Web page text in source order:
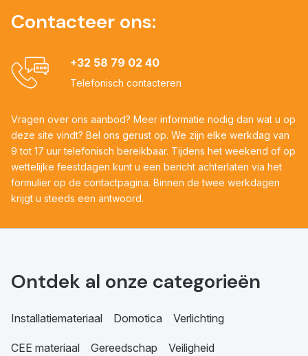
Contacteer ons:
+32 58 79 02 40
Telefonisch contacteren
Vragen over ons aanbod? Meer informatie nodig dan wat u op
deze site vindt? Bel ons gerust op. We zijn elke werkdag van
9 tot 17 uur telefonisch bereikbaar. Tijdens het weekend of op
wettelijke feestdagen kunt u een bericht achterlaten via het
formulier op de contactpagina. Binnen de twee werkdagen
krijgt u steeds een antwoord.
Ontdek al onze categorieën
Installatiemateriaal Domotica Verlichting
CEE materiaal Gereedschap Veiligheid